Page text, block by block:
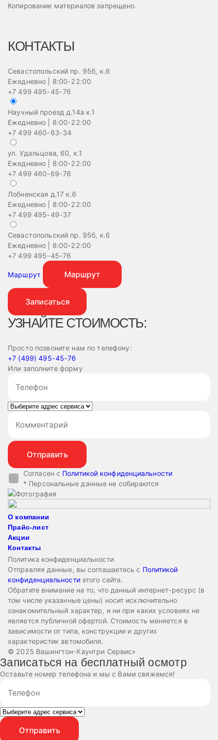
Копирование материалов запрещено.
КОНТАКТЫ
Севастопольский пр. 95б, к.6
Ежедневно | 8:00-22:00
+7 499 495-45-76
Научный проезд д.14а к.1
Ежедневно | 8:00-22:00
+7 499 460-63-34
ул. Удальцова, 60, к.1
Ежедневно | 8:00-22:00
+7 499 460-69-76
Лобненская д.17 к.6
Ежедневно | 8:00-22:00
+7 499 495-49-37
Севастопольский пр. 95б, к.6
Ежедневно | 8:00-22:00
+7 499 495-45-76
Маршрут Маршрут
Записаться
УЗНАЙТЕ СТОИМОСТЬ:
Просто позвоните нам по телефону:
+7 (499) 495-45-76
Или заполните форму
Согласен с Политикой конфиденциальности
* Персональные данные не собираются
О компании
Прайс-лист
Акции
Контакты
Политика конфиденциальности
Отправляя данные, вы соглашаетесь с Политикой
конфиденциальностиэтого сайта.
Обратите внимание на то, что данный интернет-ресурс (в
том числе указанные цены) носит исключительно
ознакомительный характер, и ни при каких условиях не
является публичной офертой. Стоимость меняется в
зависимости от типа, конструкции и других
характеристик автомобиля.
© 2025 Вашингтон-Каунтри Сервис»
Записаться на бесплатный осмотр
Оставьте номер телефона и мы с Вами свяжемся!